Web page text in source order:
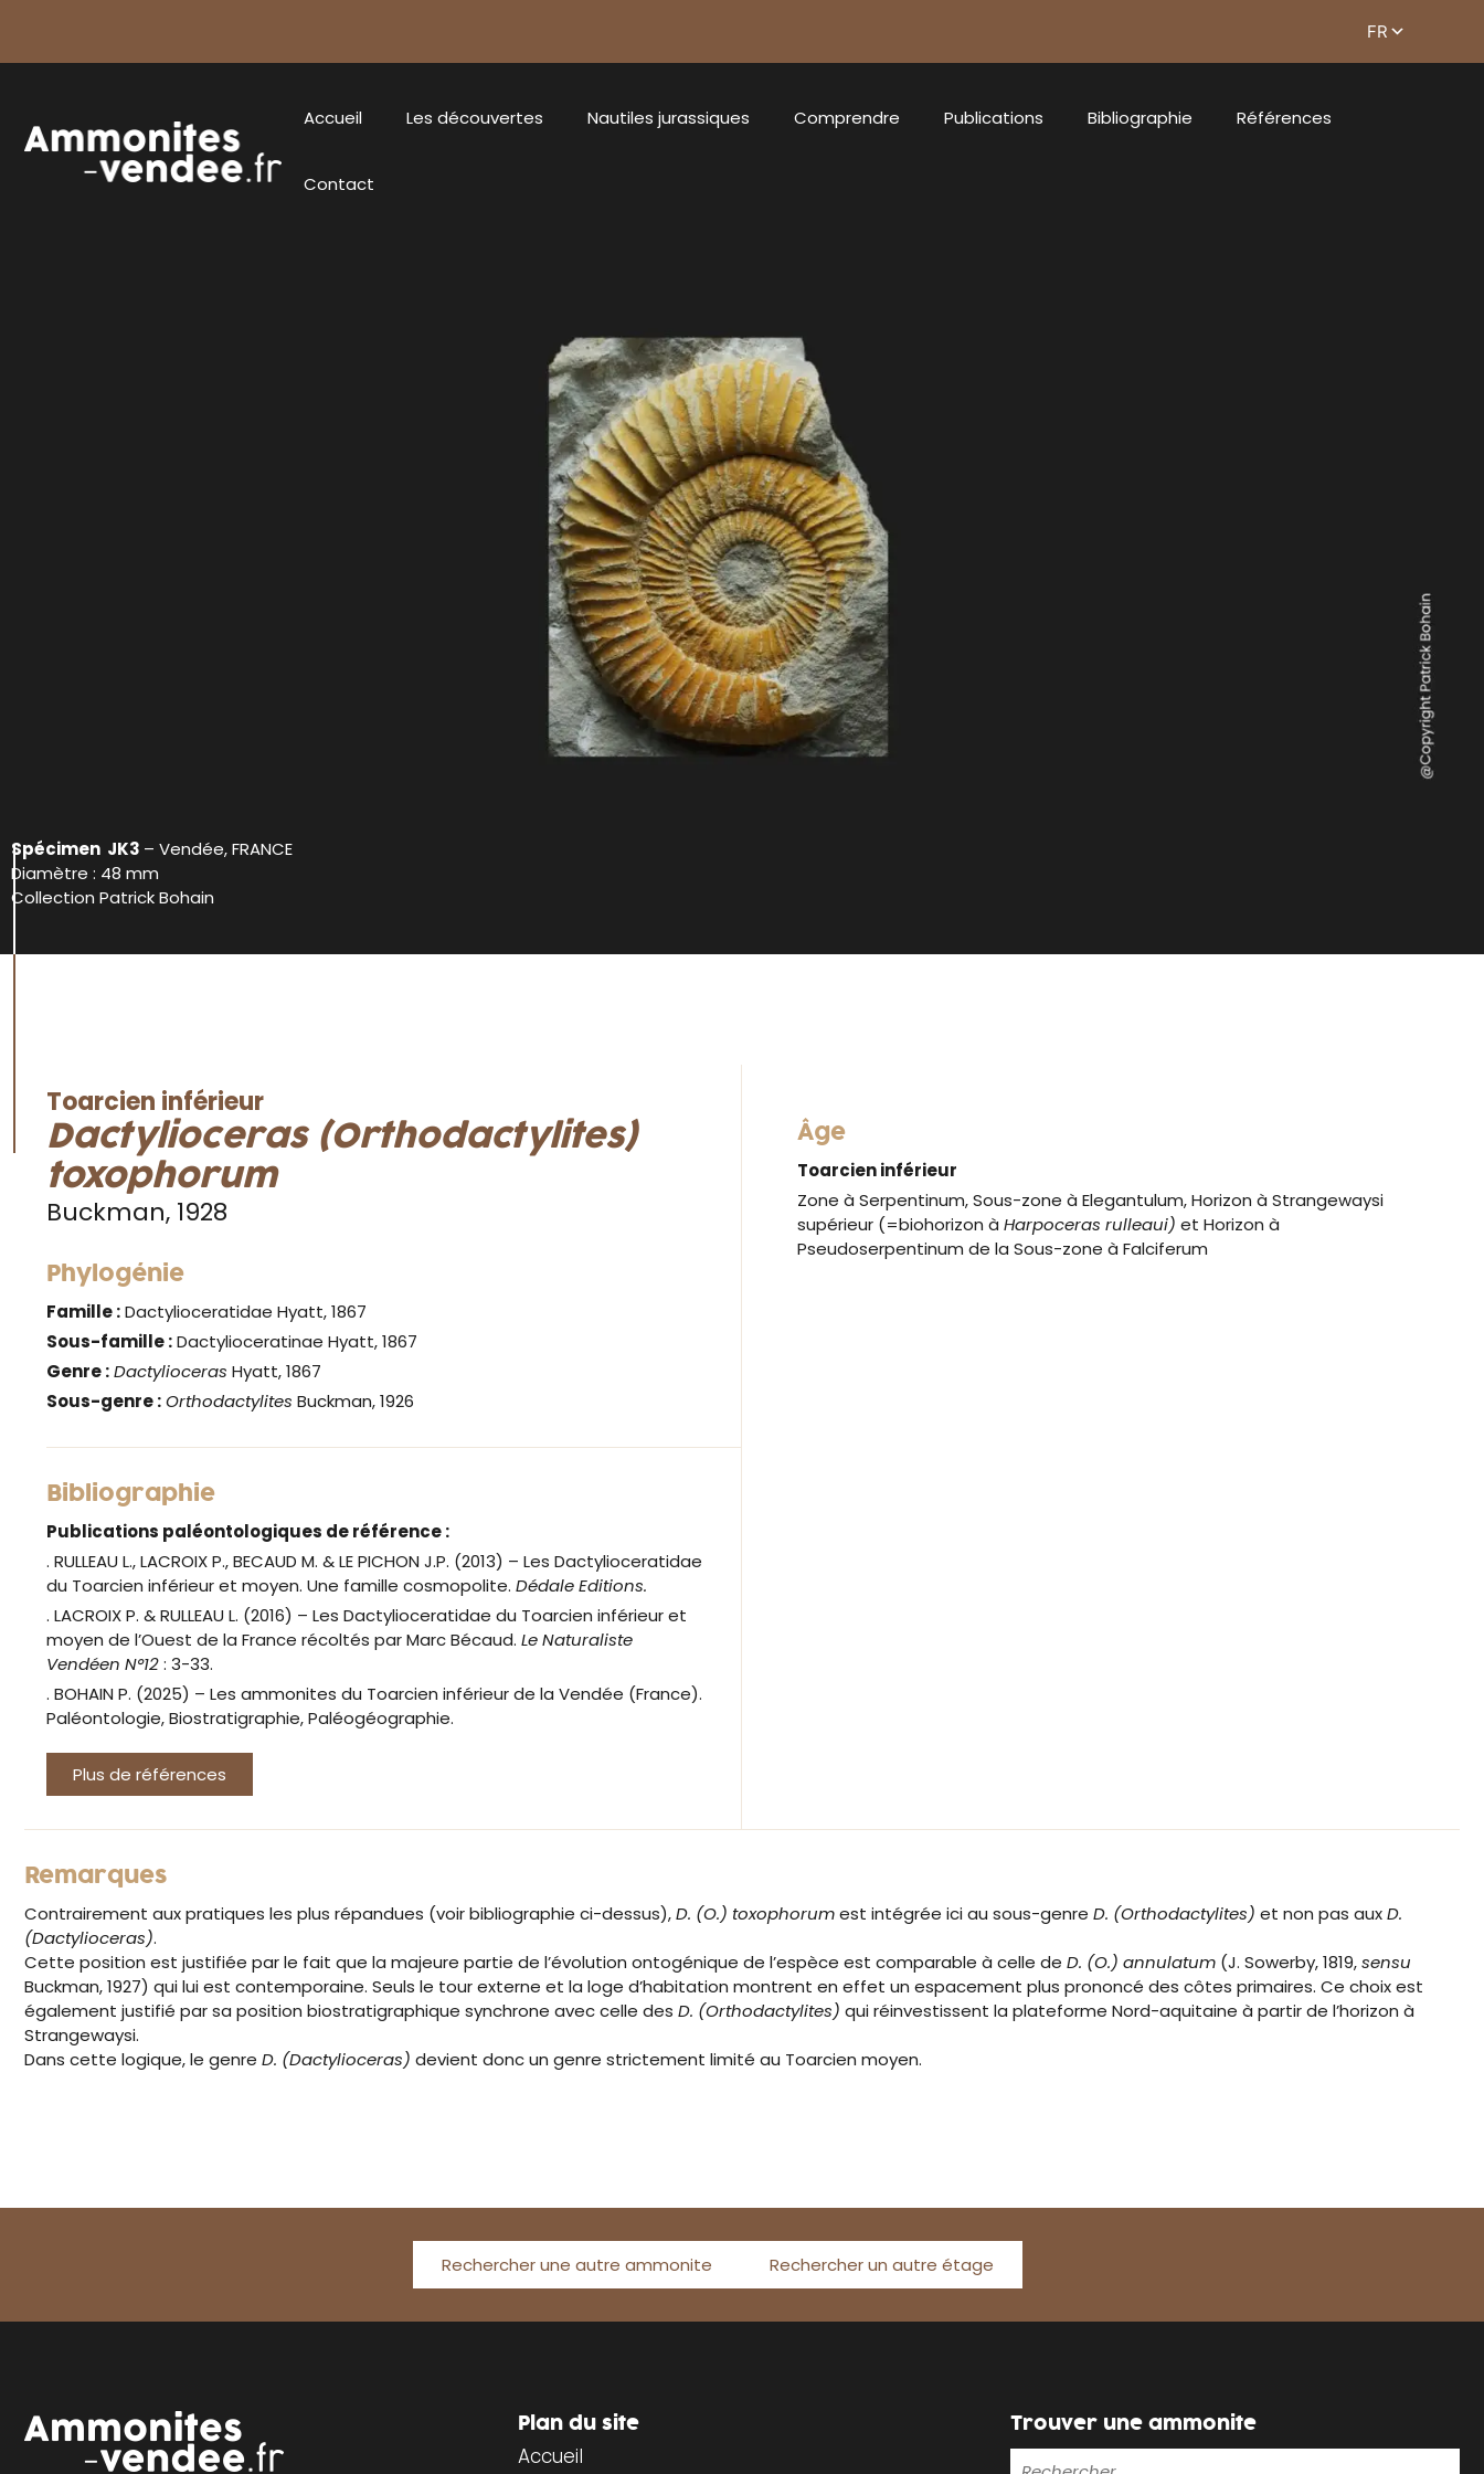
Accueil Les découvertes Nautiles jurassiques Comprendre Publications Bibliographie Références
Contact
Spécimen JK3 – Vendée, FRANCE
Diamètre : 48 mm
Collection Patrick Bohain
Toarcien inférieur
Dactylioceras (Orthodactylites)
toxophorum
Buckman, 1928
Phylogénie
Famille :Dactylioceratidae Hyatt, 1867
Sous-famille :Dactylioceratinae Hyatt, 1867
Genre :Dactylioceras Hyatt, 1867
Sous-genre :Orthodactylites Buckman, 1926
Bibliographie
Publications paléontologiques de référence :
. RULLEAU L., LACROIX P., BECAUD M. & LE PICHON J.P. (2013) – Les Dactylioceratidae
du Toarcien inférieur et moyen. Une famille cosmopolite. Dédale Editions.
. LACROIX P. & RULLEAU L. (2016) – Les Dactylioceratidae du Toarcien inférieur et
moyen de l’Ouest de la France récoltés par Marc Bécaud. Le Naturaliste
Vendéen N°12: 3-33.
. BOHAIN P. (2025) – Les ammonites du Toarcien inférieur de la Vendée (France).
Paléontologie, Biostratigraphie, Paléogéographie.
Plus de références
Âge
Toarcien inférieur
Zone à Serpentinum, Sous-zone à Elegantulum, Horizon à Strangewaysi
supérieur (=biohorizon à Harpoceras rulleaui) et Horizon à
Pseudoserpentinum de la Sous-zone à Falciferum
Remarques
Contrairement aux pratiques les plus répandues (voir bibliographie ci-dessus),D. (O.) toxophorumest intégrée ici au sous-genre D. (Orthodactylites) et non pas auxD.
(Dactylioceras).
Cette position est justifiée par le fait que la majeure partie de l’évolution ontogénique de l’espèce est comparable à celle de D. (O.) annulatum (J. Sowerby, 1819,sensu
Buckman, 1927) qui lui est contemporaine. Seuls le tour externe et la loge d’habitation montrent en effet un espacement plus prononcé des côtes primaires. Ce choix est
également justifié par sa position biostratigraphique synchrone avec celle des D. (Orthodactylites) qui réinvestissent la plateforme Nord-aquitaine à partir de l’horizon à
Strangewaysi.
Dans cette logique, le genre D. (Dactylioceras) devient donc un genre strictement limité au Toarcien moyen.
Rechercher une autre ammonite Rechercher un autre étage
Plan du site
Accueil
Trouver une ammonite